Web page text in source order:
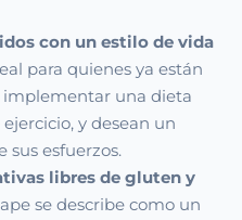
con un estilo de vida
para quienes ya están
una dieta
y desean un
esfuerzos.
libres de gluten y
se describe como un